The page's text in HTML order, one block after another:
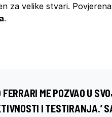
za velike stvari.
.
FERRARI ME POZVAO U
I TESTIRANJA.’